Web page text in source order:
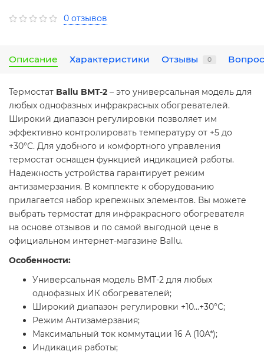
0 отзывов
Описание Характеристики Отзывы 0
Термостат Ballu BMT-2 – это универсальная модель для
любых однофазных инфракрасных обогревателей.
Широкий диапазон регулировки позволяет им
эффективно контролировать температуру от +5 до
+30°С. Для удобного и комфортного управления
термостат оснащен функцией индикацией работы.
Надежность устройства гарантирует режим
антизамерзания. В комплекте к оборудованию
прилагается набор крепежных элементов. Вы можете
выбрать термостат для инфракрасного обогревателя
на основе отзывов и по самой выгодной цене в
официальном интернет-магазине Ballu.
Особенности:
Универсальная модель BMT-2 для любых
однофазных ИК обогревателей;
Широкий диапазон регулировки +10…+30°С;
Режим Антизамерзания;
Максимальный ток коммутации 16 А (10A*);
Индикация работы;